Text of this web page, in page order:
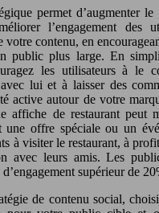
permet d’augmenter
l’engagement des
contenu, en
public plus large. En
les utilisateurs à le
lui et à laisser des
active autour de votre
affiche de restaurant peut
une offre spéciale ou un
à visiter le restaurant, à
avec leurs amis. Les
supérieur de
de contenu social,